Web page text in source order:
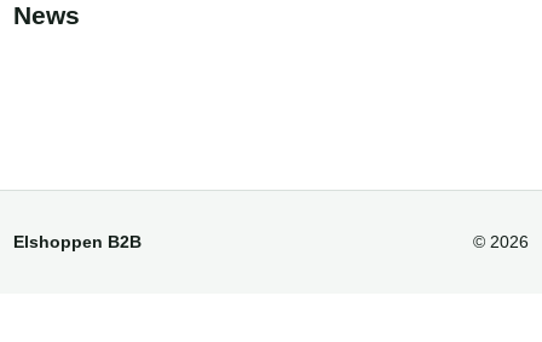
News
Elshoppen B2B © 2026